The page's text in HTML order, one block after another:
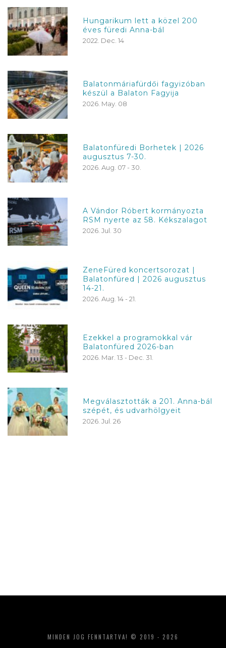
Hungarikum lett a közel 200
éves füredi Anna-bál
2022. Dec. 14
Balatonmáriafürdői fagyizóban
készül a Balaton Fagyija
2026. May. 08
Balatonfüredi Borhetek | 2026
augusztus 7-30.
2026. Aug. 07 - 30.
A Vándor Róbert kormányozta
RSM nyerte az 58. Kékszalagot
2026. Jul. 30
ZeneFüred koncertsorozat |
Balatonfüred | 2026 augusztus
14-21.
2026. Aug. 14 - 21.
Ezekkel a programokkal vár
Balatonfüred 2026-ban
2026. Mar. 13 - Dec. 31.
Megválasztották a 201. Anna-bál
szépét, és udvarhölgyeit
2026. Jul. 26
MINDEN JOG FENNTARTVA! © 2019 - 2026